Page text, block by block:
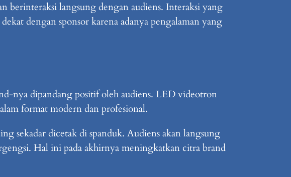
berinteraksi langsung dengan audiens. Interaksi yang
dengan sponsor karena adanya pengalaman yang
nya dipandang positif oleh audiens. LED videotron
format modern dan profesional.
sekadar dicetak di spanduk. Audiens akan langsung
Hal ini pada akhirnya meningkatkan citra brand